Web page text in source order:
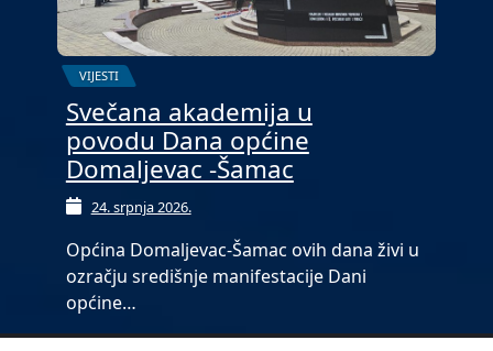
VIJESTI
Svečana akademija u
povodu Dana općine
Domaljevac -Šamac
24. srpnja 2026.
Općina Domaljevac-Šamac ovih dana živi u
ozračju središnje manifestacije Dani
općine…